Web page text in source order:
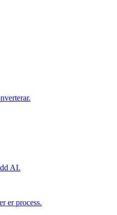
AI.
er process.